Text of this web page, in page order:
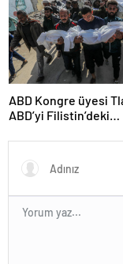
ABD Kongre üyesi
ABD’yi Filistin’deki
olmakla itham etti